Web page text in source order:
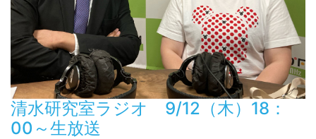
清水研究室ラジオ 9/12（木）18：
00～生放送